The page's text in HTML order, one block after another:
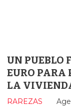
UN PUEBLO
EURO PARA
LA
RAREZAS